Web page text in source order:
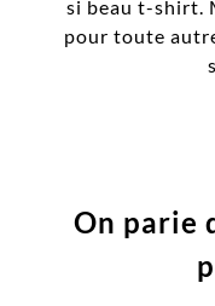
si beau t-shirt.
pour toute
On parie